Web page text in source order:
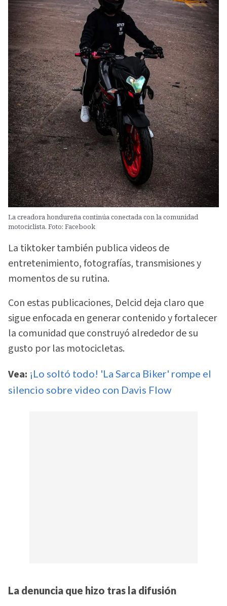
La creadora hondureña continúa conectada con la comunidad
motociclista. Foto: Facebook
La tiktoker también publica videos de
entretenimiento, fotografías, transmisiones y
momentos de su rutina.
Con estas publicaciones, Delcid deja claro que
sigue enfocada en generar contenido y fortalecer
la comunidad que construyó alrededor de su
gusto por las motocicletas.
Vea: ¡Lo soltó todo! 'La Sarca Biker' rompe el
silencio sobre video con Davis Flow
La denuncia que hizo tras la difusión